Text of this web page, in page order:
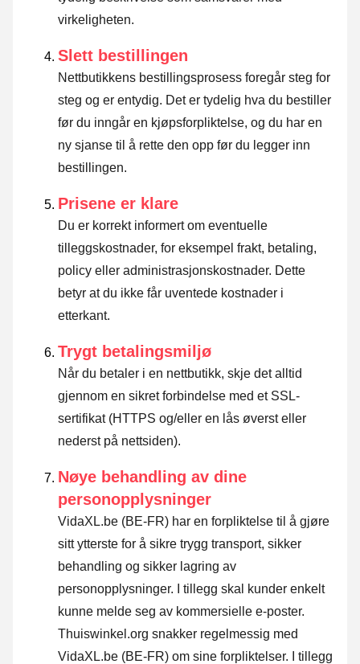
virkeligheten.
Slett bestillingen
Nettbutikkens bestillingsprosess foregår steg for
steg og er entydig. Det er tydelig hva du bestiller
før du inngår en kjøpsforpliktelse, og du har en
ny sjanse til å rette den opp før du legger inn
bestillingen.
Prisene er klare
Du er korrekt informert om eventuelle
tilleggskostnader, for eksempel frakt, betaling,
policy eller administrasjonskostnader. Dette
betyr at du ikke får uventede kostnader i
etterkant.
Trygt betalingsmiljø
Når du betaler i en nettbutikk, skje det alltid
gjennom en sikret forbindelse med et SSL-
sertifikat (HTTPS og/eller en lås øverst eller
nederst på nettsiden).
Nøye behandling av dine
personopplysninger
VidaXL.be (BE-FR) har en forpliktelse til å gjøre
sitt ytterste for å sikre trygg transport, sikker
behandling og sikker lagring av
personopplysninger. I tillegg skal kunder enkelt
kunne melde seg av kommersielle e-poster.
Thuiswinkel.org snakker regelmessig med
VidaXL.be (BE-FR) om sine forpliktelser. I tillegg